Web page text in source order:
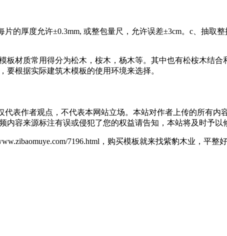
的厚度允许±0.3mm, 或整包量尺，允许误差±3cm。c、抽
板材质常用得分为松木，桉木，杨木等。其中也有松桉木结
根据实际建筑木模板的使用环境来选择。
代表作者观点，不代表本网站立场。本站对作者上传的所有
内容来源标注有误或侵犯了您的权益请告知，本站将及时予以
7196.html，购买模板就来找紫豹木业，平